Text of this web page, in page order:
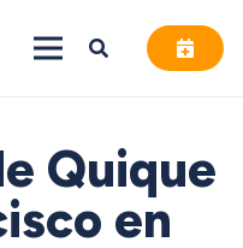
Quique
en